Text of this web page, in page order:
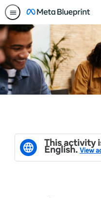
This activity
English. View